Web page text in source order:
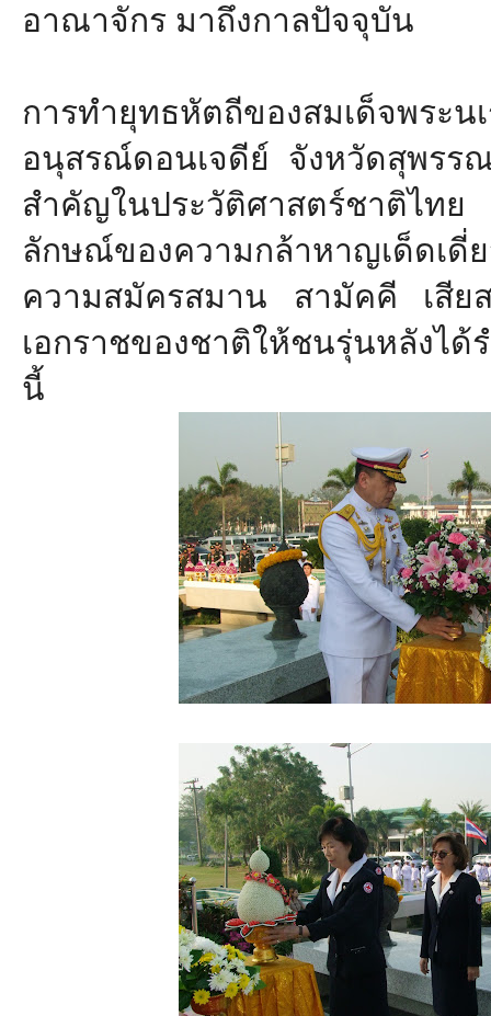
อาณาจักร มาถึงกาลปัจจุบัน
การทำยุทธหัตถีของสมเด็จพระ
อนุสรณ์ดอนเจดีย์ จังหวัดสุพรร
สำคัญในประวัติศาสตร์ชาติไท
ลักษณ์ของความกล้าหาญเด็ดเดี่
ความสมัครสมาน สามัคคี เสีย
เอกราชของชาติให้ชนรุ่นหลังได้
นี้